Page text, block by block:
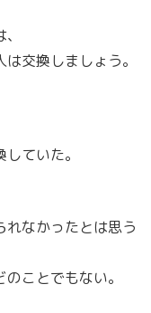
交換しましょう。
ていた。
れなかったとは思う
ことでもない。